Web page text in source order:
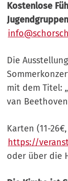
Kostenlose
Die
mit dem Titel:
van
Karten (11-
https://
oder über die